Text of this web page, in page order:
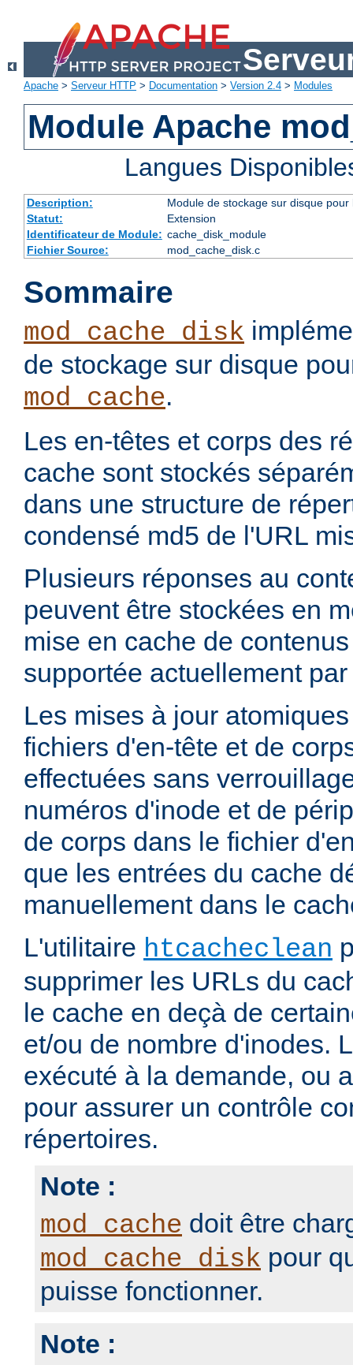
Apache > Serveur HTTP > Documentation > Version 2.4 > Modules
Module Apache
Langues
Description:
Module de stockage sur disque
Statut:
Extension
Identificateur de Module: cache_disk_module
Fichier Source:
mod_cache_disk.c
Sommaire
mod_cache_disk
de stockage sur disque
mod_cache.
Les en-têtes et corps des
cache sont stockés
dans une structure de
condensé md5 de l'URL
Plusieurs réponses au
peuvent être stockées en
mise en cache de
supportée actuellement
Les mises à jour
fichiers d'en-tête et de
effectuées sans
numéros d'inode et de
de corps dans le fichier
que les entrées du cache
manuellement dans le
L'utilitaire htcacheclean
supprimer les URLs du
le cache en deçà de
et/ou de nombre d'inodes.
exécuté à la demande, ou
pour assurer un contrôle
répertoires.
Note :
mod_cache doit être
mod_cache_disk pour
puisse fonctionner.
Note :